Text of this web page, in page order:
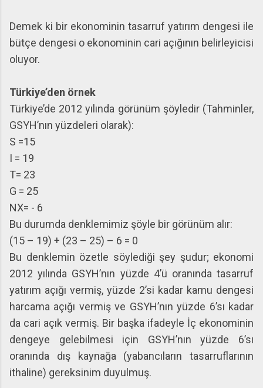
Demek ki bir ekonominin tasarruf yatırım dengesi ile
bütçe dengesi o ekonominin cari açığının belirleyicisi
oluyor.
Türkiye’den örnek
Türkiye’de 2012 yılında görünüm şöyledir (Tahminler,
GSYH’nın yüzdeleri olarak):
S =15
I = 19
T= 23
G = 25
NX= - 6
Bu durumda denklemimiz şöyle bir görünüm alır:
(15 – 19) + (23 – 25) – 6 = 0
Bu denklemin özetle söylediği şey şudur; ekonomi
2012 yılında GSYH’nın yüzde 4’ü oranında tasarruf
yatırım açığı vermiş, yüzde 2’si kadar kamu dengesi
harcama açığı vermiş ve GSYH’nın yüzde 6’sı kadar
da cari açık vermiş. Bir başka ifadeyle İç ekonominin
dengeye gelebilmesi için GSYH’nın yüzde 6’sı
oranında dış kaynağa (yabancıların tasarruflarının
ithaline) gereksinim duyulmuş.